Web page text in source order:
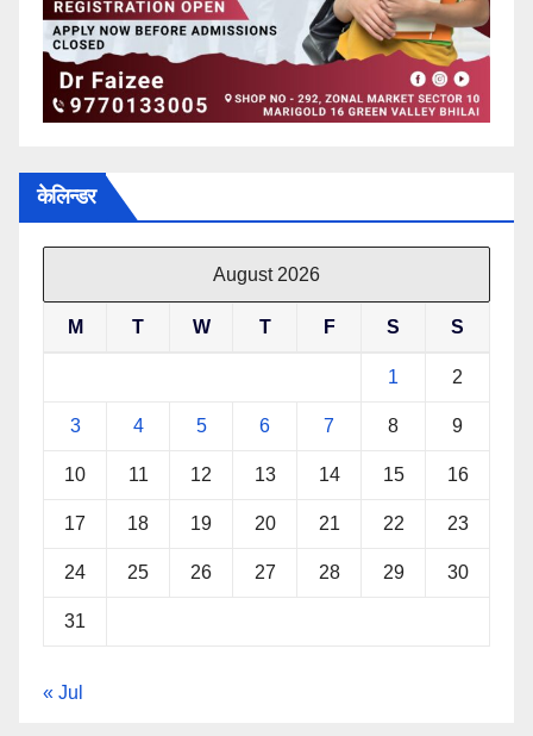
केलिन्डर
August 2026
M T W T F S S
1 2
3 4 5 6 7 8 9
10 11 12 13 14 15 16
17 18 19 20 21 22 23
24 25 26 27 28 29 30
31
« Jul